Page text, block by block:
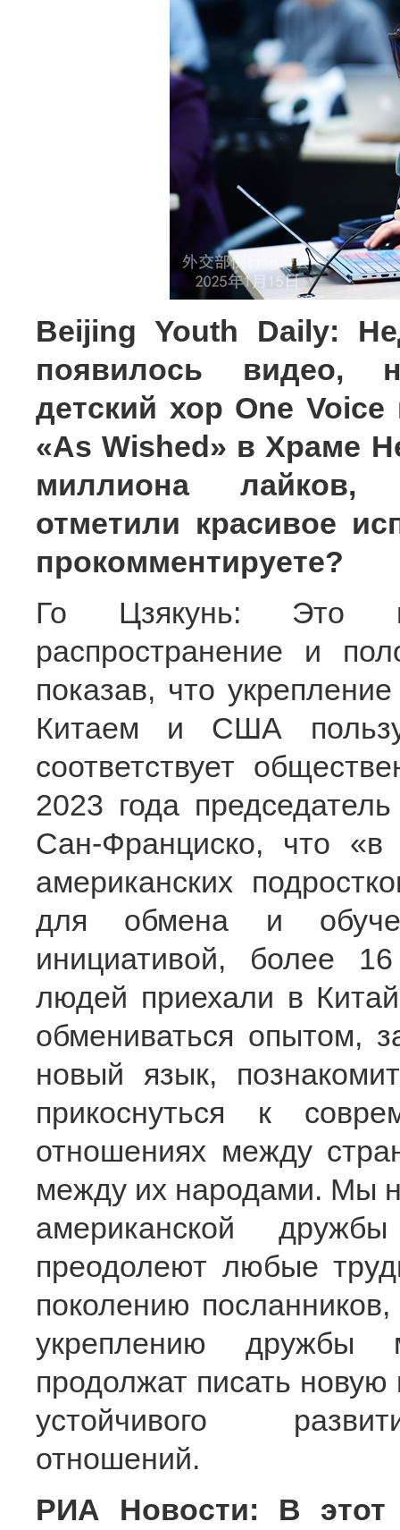
Beijing Youth Daily:
появилось видео,
детский хор One
«As Wished» в Храме
миллиона лайков,
отметили красивое
прокомментируете?
Го Цзякунь: Это
распространение и
показав, что
Китаем и США
соответствует
2023 года
Сан-Франциско, что
американских
для обмена и
инициативой, более
людей приехали в
обмениваться опытом,
новый язык,
прикоснуться к
отношениях между
между их народами. Мы
американской
преодолеют любые
поколению посланников,
укреплению
продолжат писать новую
устойчивого
отношений.
РИА Новости: В этот